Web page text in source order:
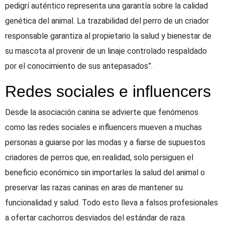
pedigrí auténtico representa una garantía sobre la calidad
genética del animal. La trazabilidad del perro de un criador
responsable garantiza al propietario la salud y bienestar de
su mascota al provenir de un linaje controlado respaldado
por el conocimiento de sus antepasados”.
Redes sociales e influencers
Desde la asociación canina se advierte que fenómenos
como las redes sociales e influencers mueven a muchas
personas a guiarse por las modas y a fiarse de supuestos
criadores de perros que, en realidad, solo persiguen el
beneficio económico sin importarles la salud del animal o
preservar las razas caninas en aras de mantener su
funcionalidad y salud. Todo esto lleva a falsos profesionales
a ofertar cachorros desviados del estándar de raza.